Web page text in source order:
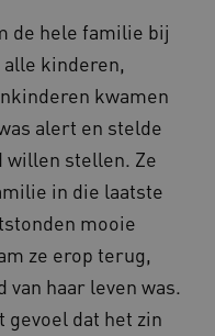
de hele familie bij
kinderen,
kwamen
alert en stelde
willen stellen. Ze
in die laatste
mooie
ze erop terug,
van haar leven was.
gevoel dat het zin